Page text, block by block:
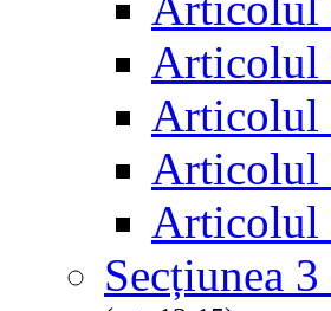
Articolul
Articolul
Articolul
Articolul
Secțiunea